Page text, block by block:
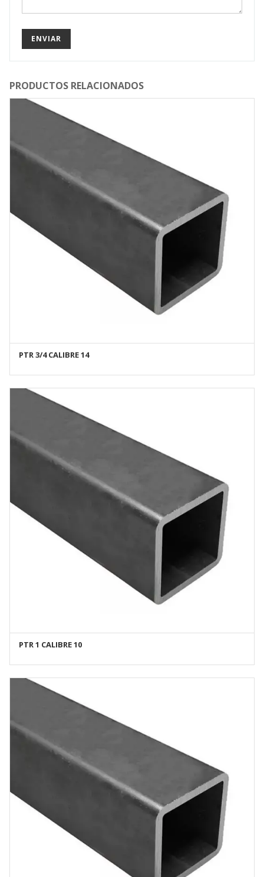
PRODUCTOS RELACIONADOS
PTR 3/4 CALIBRE 14
PTR 1 CALIBRE 10